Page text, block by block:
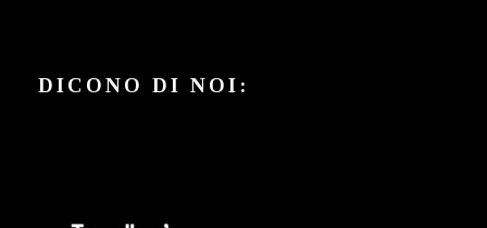
DICONO DI NOI: